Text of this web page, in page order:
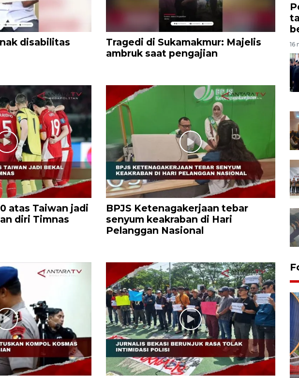
disabilitas
Tragedi di Sukamakmur: Majelis
ambruk saat pengajian
atas Taiwan jadi
diri Timnas
BPJS Ketenagakerjaan tebar
senyum keakraban di Hari
Pelanggan Nasional
16
Komisi V DPR tinjau
perlintasan sebidang di